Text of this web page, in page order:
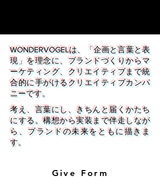
WONDERVOGELは、「企画と言葉と表
現」を理念に、ブランドづくりからマ
ーケティング、クリエイティブまで統
合的に手がけるクリエイティブカンパ
ニーです。
考え、言葉にし、きちんと届くかたち
にする。構想から実装まで伴走しなが
ら、ブランドの未来をともに描きま
す。
Give Form